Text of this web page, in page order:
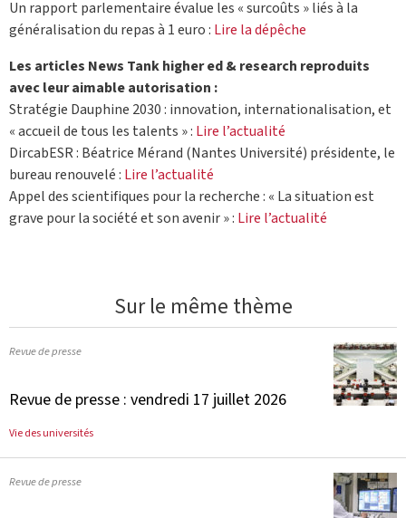
Un rapport parlementaire évalue les « surcoûts » liés à la
généralisation du repas à 1 euro : Lire la dépêche
Les articles News Tank higher ed & research reproduits
avec leur aimable autorisation :
Stratégie Dauphine 2030 : innovation, internationalisation, et
« accueil de tous les talents » : Lire l’actualité
DircabESR : Béatrice Mérand (Nantes Université) présidente, le
bureau renouvelé : Lire l’actualité
Appel des scientifiques pour la recherche : « La situation est
grave pour la société et son avenir » : Lire l’actualité
Sur le même thème
Revue de presse
Revue de presse : vendredi 17 juillet 2026
Vie des universités
Revue de presse